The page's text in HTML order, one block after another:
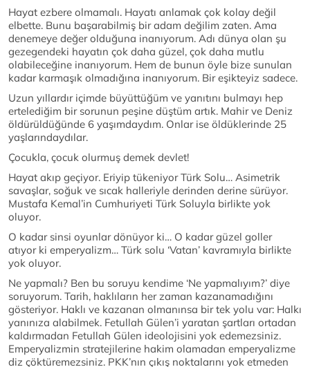
Hayat ezbere olmamalı. Hayatı anlamak çok kolay değil
elbette. Bunu başarabilmiş bir adam değilim zaten. Ama
denemeye değer olduğuna inanıyorum. Adı dünya olan şu
gezegendeki hayatın çok daha güzel, çok daha mutlu
olabileceğine inanıyorum. Hem de bunun öyle bize sunulan
kadar karmaşık olmadığına inanıyorum. Bir eşikteyiz sadece.
Uzun yıllardır içimde büyüttüğüm ve yanıtını bulmayı hep
ertelediğim bir sorunun peşine düştüm artık. Mahir ve Deniz
öldürüldüğünde 6 yaşımdaydım. Onlar ise öldüklerinde 25
yaşlarındaydılar.
Çocukla, çocuk olurmuş demek devlet!
Hayat akıp geçiyor. Eriyip tükeniyor Türk Solu… Asimetrik
savaşlar, soğuk ve sıcak halleriyle derinden derine sürüyor.
Mustafa Kemal’in Cumhuriyeti Türk Soluyla birlikte yok
oluyor.
O kadar sinsi oyunlar dönüyor ki… O kadar güzel goller
atıyor ki emperyalizm… Türk solu ‘Vatan’ kavramıyla birlikte
yok oluyor.
Ne yapmalı? Ben bu soruyu kendime ‘Ne yapmalıyım?’ diye
soruyorum. Tarih, haklıların her zaman kazanamadığını
gösteriyor. Haklı ve kazanan olmanınsa bir tek yolu var: Halkı
yanınıza alabilmek. Fetullah Gülen’i yaratan şartları ortadan
kaldırmadan Fetullah Gülen ideolojisini yok edemezsiniz.
Emperyalizmin stratejilerine hakim olamadan emperyalizme
diz çöktüremezsiniz. PKK’nın çıkış noktalarını yok etmeden